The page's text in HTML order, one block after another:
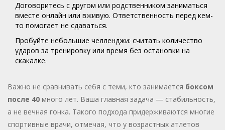
Договоритесь с другом или родственником заниматься
вместе онлайн или вживую. Ответственность перед кем-
то помогает не сдаваться.
Пробуйте небольшие челленджи: считать количество
ударов за тренировку или время без остановки на
скакалке.
Важно не сравнивать себя с теми, кто занимается боксом
после 40 много лет. Ваша главная задача — стабильность,
а не вечная гонка. Такого подхода придерживаются многие
спортивные врачи, отмечая, что у возрастных атлетов